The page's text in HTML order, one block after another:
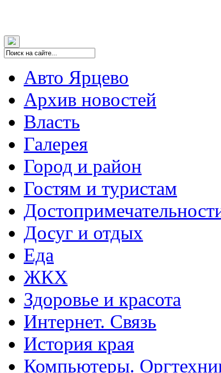
Авто Ярцево
Архив новостей
Власть
Галерея
Город и район
Гостям и туристам
Досуг и отдых
Еда
ЖКХ
Здоровье и красота
Интернет. Связь
История края
Компьютеры.